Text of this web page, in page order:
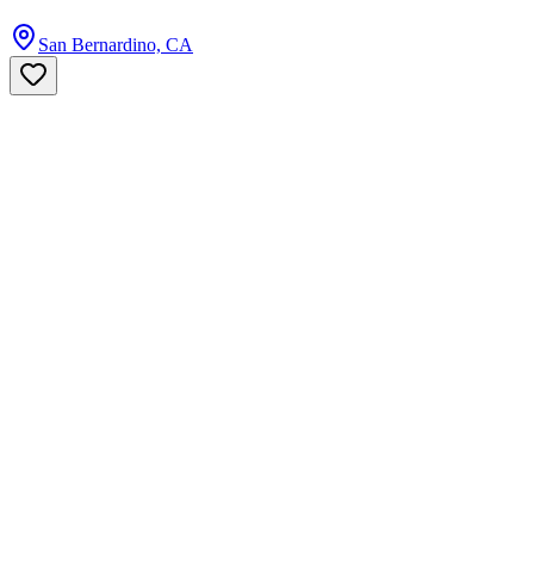
San Bernardino, CA